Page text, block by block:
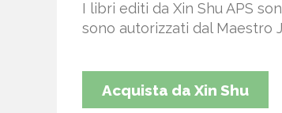
I libri editi da Xin Shu APS
sono autorizzati dal Maestro
Acquista da Xin Shu